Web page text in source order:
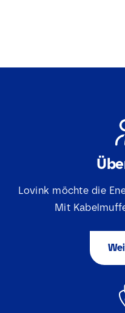
Lovink möchte die
Mit